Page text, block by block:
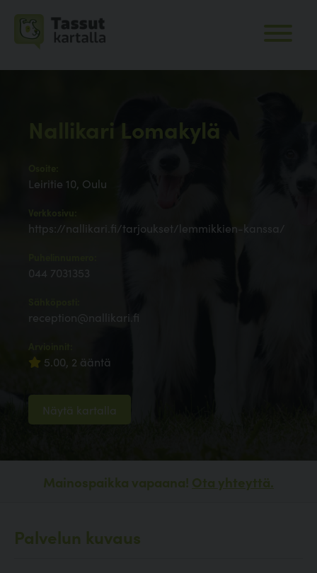
Nallikari Lomakylä
Leiritie 10, Oulu
Verkkosivu:
https://nallikari.fi/tarjoukset/lemmikkien-kanssa/
044 7031353
reception@nallikari.fi
5.00, 2 ääntä
Näytä kartalla
Mainospaikka vapaana! Ota yhteyttä.
Palvelun kuvaus